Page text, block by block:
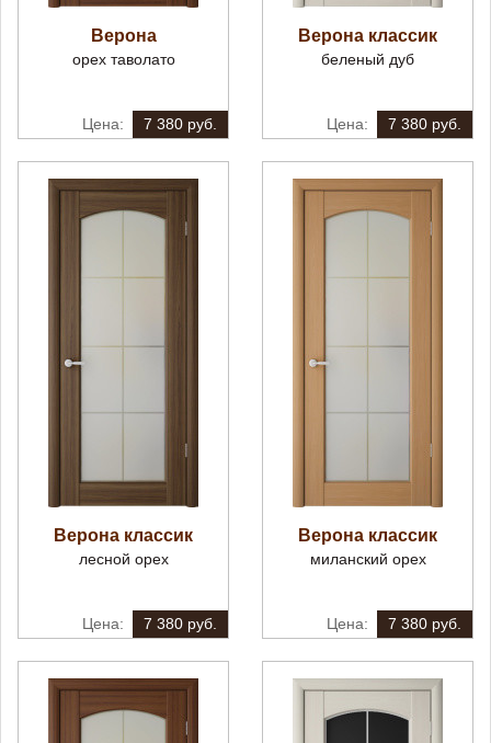
Верона
орех таволато
7 380 руб.
Верона классик
беленый дуб
7 380 руб.
Верона классик
лесной орех
7 380 руб.
Верона классик
миланский орех
7 380 руб.